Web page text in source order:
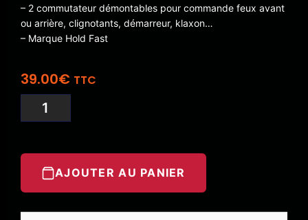
– 2 commutateur démontables pour commande feux avant
ou arrière, clignotants, démarreur, klaxon…
– Marque Hold Fast
39.00€ TTC
AJOUTER AU PANIER